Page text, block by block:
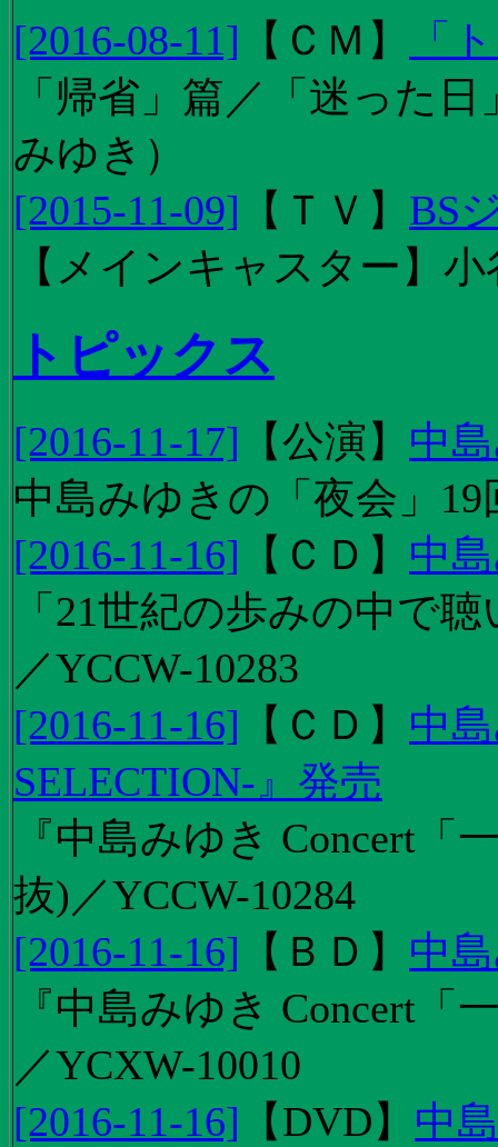
[2016-08-11] 【 ＣＭ 】
「
「帰省」篇／「迷った
みゆき）
[2015-11-09] 【 ＴＶ 】 BS
【メインキャスター】
トピックス
[2016-11-17] 【公演 】 中
中島みゆきの「夜会」
[2016-11-16] 【 ＣＤ 】 中
「21世紀の歩みの中で
／YCCW-10283
[2016-11-16] 【 ＣＤ 】 中
SELECTION-』発売
『中島みゆき Concert
抜)／YCCW-10284
[2016-11-16] 【 ＢＤ 】 中
『中島みゆき Concert
／YCXW-10010
[2016-11-16] 【DVD】 中